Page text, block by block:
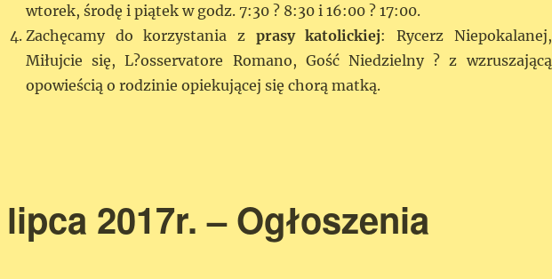
wtorek, środę i piątek w godz. 7:30 ? 8:30 i 16:00 ? 17:00.
Zachęcamy do korzystania z prasy katolickiej: Rycerz Niepokalanej,
Miłujcie się, L?osservatore Romano, Gość Niedzielny ? z wzruszającą
opowieścią o rodzinie opiekującej się chorą matką.
2017r. – Ogłoszenia